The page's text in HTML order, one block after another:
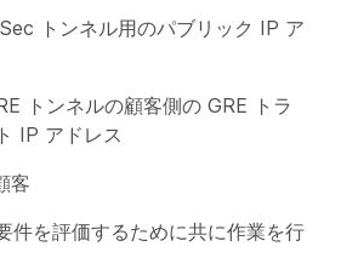
トンネル用のパブリック IP ア
トンネルの顧客側の GRE トラ
IP アドレス
客
件を評価するために共に作業を行